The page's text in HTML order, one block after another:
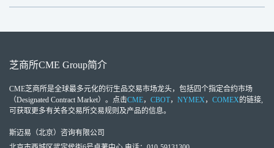
芝商所CME Group简介
CME芝商所是全球最多元化的衍生品交易市场龙头，包括四个指定合约市场
（Designated Contract Market）。点击CME， CBOT， NYMEX ， COMEX的链接,
可获取更多有关各交易所交易规则及产品的信息。
斯迈易（北京）咨询有限公司